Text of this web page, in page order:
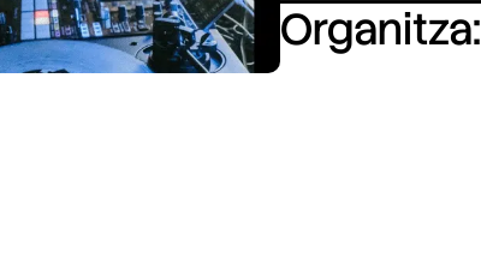
Organitza: